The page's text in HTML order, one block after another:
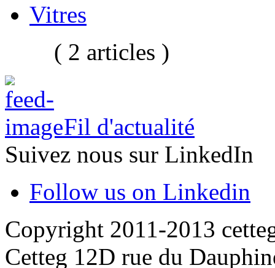
Vitres
( 2 articles )
Fil d'actualité
Suivez nous sur LinkedIn
Follow us on Linkedin
Copyright 2011-2013
Cetteg 12D rue du